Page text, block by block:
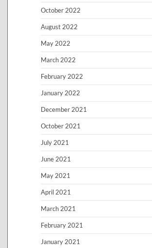
October 2022
August 2022
May 2022
March 2022
February 2022
January 2022
December 2021
October 2021
July 2021
June 2021
May 2021
April 2021
March 2021
February 2021
January 2021